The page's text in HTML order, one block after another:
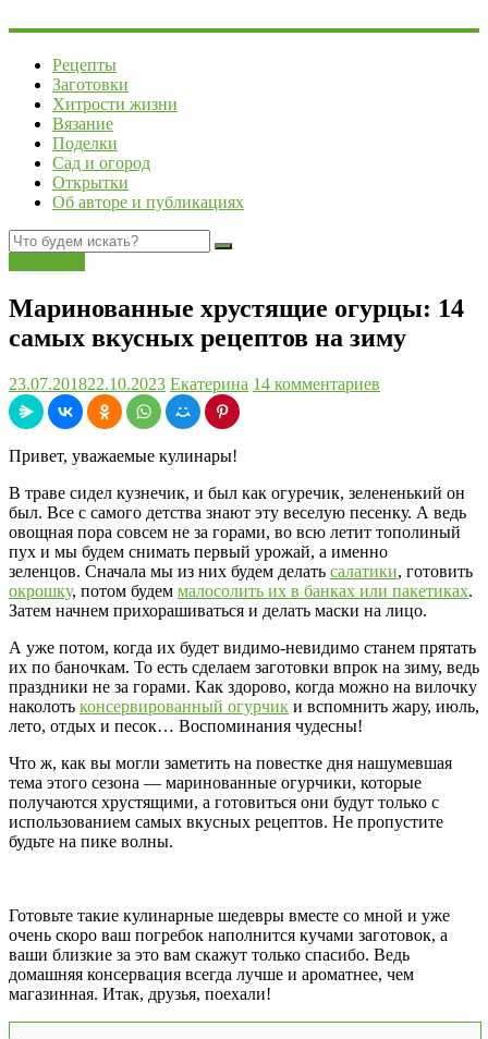
Рецепты
Заготовки
Хитрости жизни
Вязание
Поделки
Сад и огород
Открытки
Об авторе и публикациях
Маринованные хрустящие огурцы: 14
самых вкусных рецептов на зиму
23.07.201822.10.2023 Екатерина 14 комментариев
Привет, уважаемые кулинары!
В траве сидел кузнечик, и был как огуречик, зелененький он
был. Все с самого детства знают эту веселую песенку. А ведь
овощная пора совсем не за горами, во всю летит тополиный
пух и мы будем снимать первый урожай, а именно
зеленцов. Сначала мы из них будем делать салатики, готовить
окрошку, потом будем малосолить их в банках или пакетиках.
Затем начнем прихорашиваться и делать маски на лицо.
А уже потом, когда их будет видимо-невидимо станем прятать
их по баночкам. То есть сделаем заготовки впрок на зиму, ведь
праздники не за горами. Как здорово, когда можно на вилочку
наколоть консервированный огурчик и вспомнить жару, июль,
лето, отдых и песок… Воспоминания чудесны!
Что ж, как вы могли заметить на повестке дня нашумевшая
тема этого сезона — маринованные огурчики, которые
получаются хрустящими, а готовиться они будут только с
использованием самых вкусных рецептов. Не пропустите
будьте на пике волны.
Готовьте такие кулинарные шедевры вместе со мной и уже
очень скоро ваш погребок наполнится кучами заготовок, а
ваши близкие за это вам скажут только спасибо. Ведь
домашняя консервация всегда лучше и ароматнее, чем
магазинная. Итак, друзья, поехали!